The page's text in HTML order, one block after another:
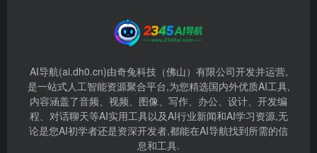
AI导航(ai.dh0.cn)由奇兔科技（佛山）有限公司开发并运营,
是一站式人工智能资源聚合平台,为您精选国内外优质AI工具,
内容涵盖了音频、视频、图像、写作、办公、设计、开发编
程、对话聊天等AI实用工具以及AI行业新闻和AI学习资源,无
论是您AI初学者还是资深开发者,都能在AI导航找到所需的信
息和工具.